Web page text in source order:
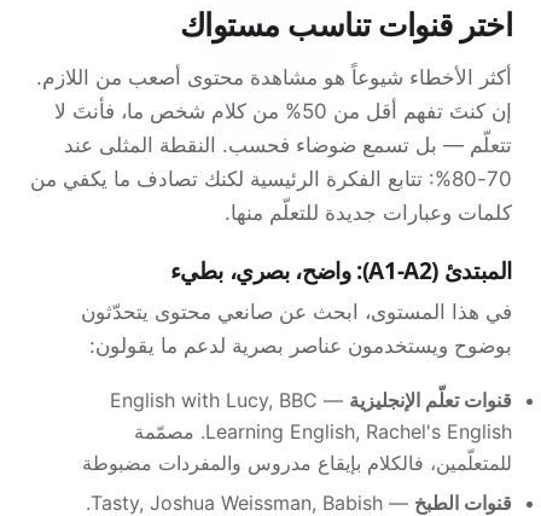
اختر قنوات تناسب مستواك
أكثر الأخطاء شيوعاً هو مشاهدة محتوى أصعب من اللازم.
إن كنتَ تفهم أقل من 50% من كلام شخص ما، فأنتَ لا
تتعلّم — بل تسمع ضوضاء فحسب. النقطة المثلى عند
70-80%: تتابع الفكرة الرئيسية لكنك تصادف ما يكفي من
كلمات وعبارات جديدة للتعلّم منها.
المبتدئ (A1-A2): واضح، بصري، بطيء
في هذا المستوى، ابحث عن صانعي محتوى يتحدّثون
بوضوح ويستخدمون عناصر بصرية لدعم ما يقولون:
قنوات تعلّم الإنجليزية
— English with Lucy, BBC
Learning English, Rachel's English. مصمّمة
للمتعلّمين، فالكلام بإيقاع مدروس والمفردات مضبوطة
قنوات الطبخ
— Tasty, Joshua Weissman, Babish.